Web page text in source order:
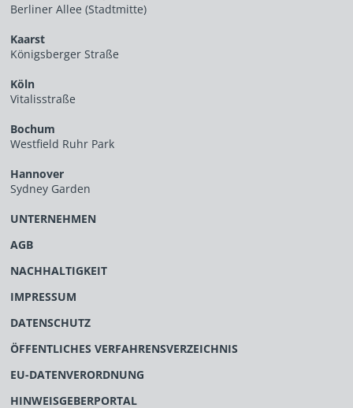
Berliner Allee (Stadtmitte)
Kaarst
Königsberger Straße
Köln
Vitalisstraße
Bochum
Westfield Ruhr Park
Hannover
Sydney Garden
UNTERNEHMEN
AGB
NACHHALTIGKEIT
IMPRESSUM
DATENSCHUTZ
ÖFFENTLICHES VERFAHRENSVERZEICHNIS
EU-DATENVERORDNUNG
HINWEISGEBERPORTAL